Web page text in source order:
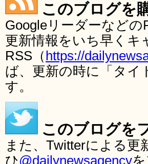
このブログを
Googleリーダーなど
更新情報をいち早く
RSS（ https://
ば、更新の時に「タイ
す。
このブログを
また、Twitterによる
ひ@dailynewsagency